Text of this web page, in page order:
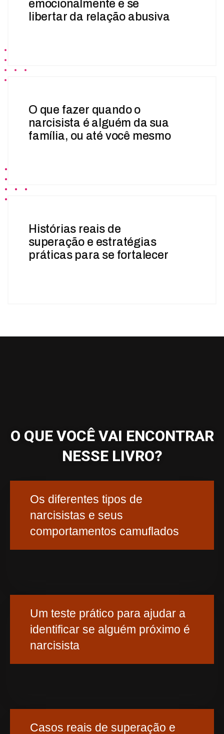
emocionalmente e se
libertar da relação abusiva
O que fazer quando o
narcisista é alguém da sua
família, ou até você mesmo
Histórias reais de
superação e estratégias
práticas para se fortalecer
O QUE VOCÊ VAI ENCONTRAR
NESSE LIVRO?
Os diferentes tipos de
narcisistas e seus
comportamentos camuflados
Um teste prático para ajudar a
identificar se alguém próximo é
narcisista
Casos reais de superação e